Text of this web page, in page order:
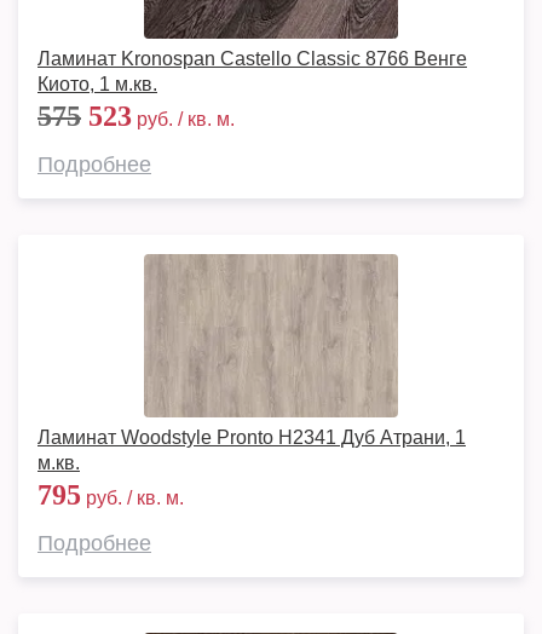
Ламинат Kronospan Castello Classic 8766 Венге
Киото, 1 м.кв.
575 523 руб. / кв. м.
Подробнее
Ламинат Woodstyle Pronto H2341 Дуб Атрани, 1
м.кв.
795 руб. / кв. м.
Подробнее